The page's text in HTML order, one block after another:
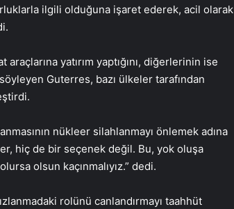
ilgili olduğuna işaret ederek, acil olarak
yatırım yaptığını, diğerlerinin ise
Guterres, bazı ülkeler tarafından
nükleer silahlanmayı önlemek adına
hiç de bir seçenek değil. Bu, yok oluşa
olsun kaçınmalıyız.” dedi.
rolünü canlandırmayı taahhüt